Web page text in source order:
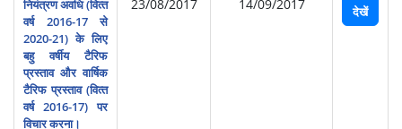
नियंत्रण अवधि (वित्‍त
वर्ष 2016-17 से
2020-21) के लिए
बहु वर्षीय टैरिफ
प्रस्‍ताव और वार्षिक
टैरिफ प्रस्‍ताव (वित्‍त
वर्ष 2016-17) पर
विचार करना।
23/08/2017 14/09/2017
देखें